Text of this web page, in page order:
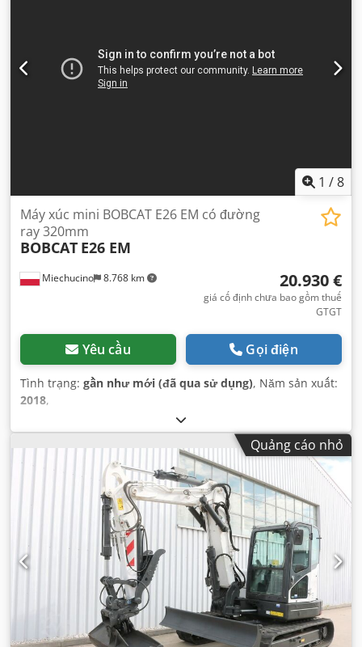
1 /8
Miechucino 8.768 km
Máy xúc mini BOBCAT E26 EM có đường
ray 320mm
BOBCAT E26 EM
20.930 €
giá cố định chưa bao gồm thuế
GTGT
Yêu cầu Gọi điện
Tình trạng: gần như mới (đã qua sử dụng), Năm sản xuất:
2018,
Quảng cáo nhỏ